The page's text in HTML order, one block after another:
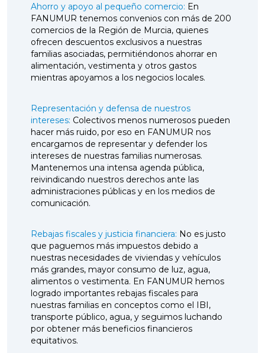
Ahorro y apoyo al pequeño comercio: En
FANUMUR tenemos convenios con más de 200
comercios de la Región de Murcia, quienes
ofrecen descuentos exclusivos a nuestras
familias asociadas, permitiéndonos ahorrar en
alimentación, vestimenta y otros gastos
mientras apoyamos a los negocios locales.
Representación y defensa de nuestros
intereses: Colectivos menos numerosos pueden
hacer más ruido, por eso en FANUMUR nos
encargamos de representar y defender los
intereses de nuestras familias numerosas.
Mantenemos una intensa agenda pública,
reivindicando nuestros derechos ante las
administraciones públicas y en los medios de
comunicación.
Rebajas fiscales y justicia financiera: No es justo
que paguemos más impuestos debido a
nuestras necesidades de viviendas y vehículos
más grandes, mayor consumo de luz, agua,
alimentos o vestimenta. En FANUMUR hemos
logrado importantes rebajas fiscales para
nuestras familias en conceptos como el IBI,
transporte público, agua, y seguimos luchando
por obtener más beneficios financieros
equitativos.